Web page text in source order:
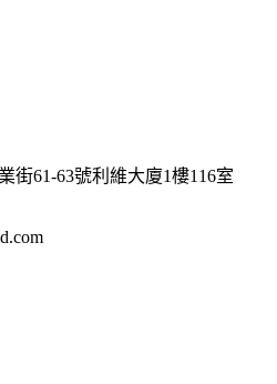
街61-63號利維大廈1樓116室